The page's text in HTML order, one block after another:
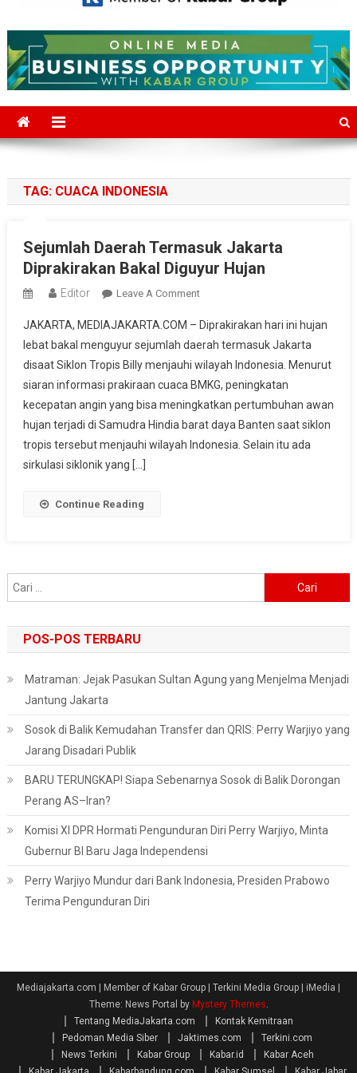
Mediajakarta.com
TAG: CUACA INDONESIA
Sejumlah Daerah Termasuk Jakarta
Diprakirakan Bakal Diguyur Hujan
Editor Leave A CommentOn
Daerah
Termasuk
Jakarta
Diprakirakan
Bakal
Diguyur
Hujan
JAKARTA, MEDIAJAKARTA.COM – Diprakirakan hari ini hujan
lebat bakal menguyur sejumlah daerah termasuk Jakarta
disaat Siklon Tropis Billy menjauhi wilayah Indonesia. Menurut
siaran informasi prakiraan cuaca BMKG, peningkatan
kecepatan angin yang bisa meningkatkan pertumbuhan awan
hujan terjadi di Samudra Hindia barat daya Banten saat siklon
tropis tersebut menjauhi wilayah Indonesia. Selain itu ada
sirkulasi siklonik yang […]
Continue Reading
untuk:
POS-POS TERBARU
Matraman: Jejak Pasukan Sultan Agung yang Menjelma Menjadi
Jantung Jakarta
Sosok di Balik Kemudahan Transfer dan QRIS: Perry Warjiyo yang
Jarang Disadari Publik
BARU TERUNGKAP! Siapa Sebenarnya Sosok di Balik Dorongan
Perang AS–Iran?
Komisi XI DPR Hormati Pengunduran Diri Perry Warjiyo, Minta
Gubernur BI Baru Jaga Independensi
Perry Warjiyo Mundur dari Bank Indonesia, Presiden Prabowo
Terima Pengunduran Diri
Mediajakarta.com | Member of Kabar Group | Terkini Media Group | iMedia
Theme: News Portal by Mystery Themes.
Tentang MediaJakarta.com
Kontak Kemitraan
Pedoman Media Siber
Jaktimes.com
Terkini.com
News Terkini
Kabar Group Kabar.id
Kabar Aceh